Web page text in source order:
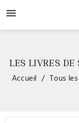

LES LIVRES
Accueil Tous